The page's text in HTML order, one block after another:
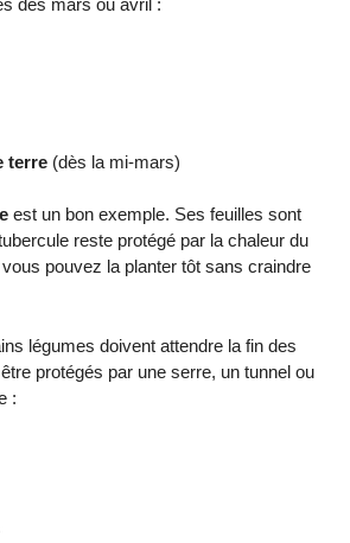
dès mars ou avril :
terre (dès la mi‑mars)
est un bon exemple. Ses feuilles sont
reste protégé par la chaleur du
vous pouvez la planter tôt sans craindre
légumes doivent attendre la fin des
protégés par une serre, un tunnel ou
: